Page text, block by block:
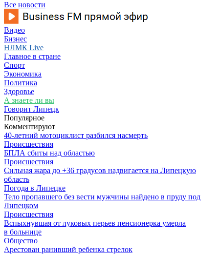
Все новости
Видео
Бизнес
НЛМК Live
Главное в стране
Спорт
Экономика
Политика
Здоровье
А знаете ли вы
Говорит Липецк
Популярное
Комментируют
40-летний мотоциклист разбился насмерть
Происшествия
БПЛА сбиты над областью
Происшествия
Сильная жара до +36 градусов надвигается на Липецкую
область
Погода в Липецке
Тело пропавшего без вести мужчины найдено в пруду под
Липецком
Происшествия
Вспыхнувшая от луковых перьев пенсионерка умерла
в больнице
Общество
Арестован ранивший ребенка стрелок